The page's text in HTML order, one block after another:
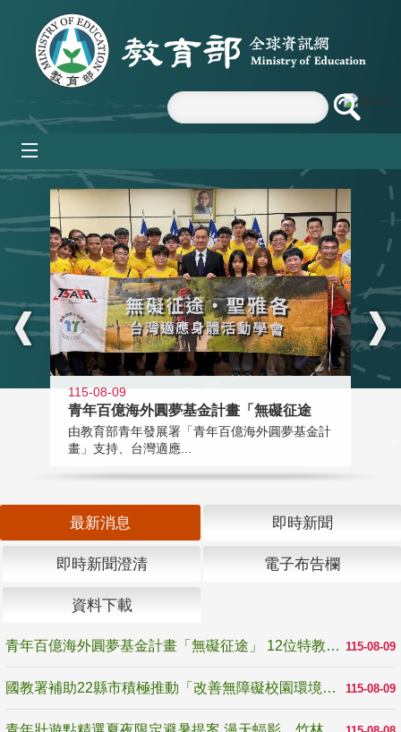
跳到主要內容區塊
:::
115-08-09
青年百億海外圓夢基金計畫「無礙征途
由教育部青年發展署「青年百億海外圓夢基金計
畫」支持、台灣適應...
最新消息 即時新聞
即時新聞澄清 電子布告欄
資料下載
115-08-09
青年百億海外圓夢基金計畫「無礙征途」 12位特教與弱勢青年勇闖西班牙 跨越感官限制見證生命蛻變
115-08-09
國教署補助22縣市積極推動「改善無障礙校園環境計畫」 打造友善、安全、無礙學習空間